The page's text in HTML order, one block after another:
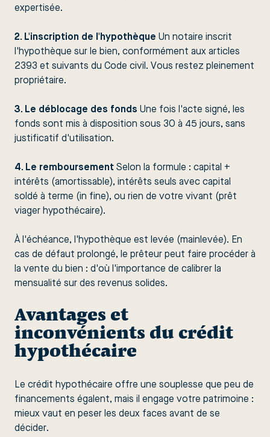
expertisée.
2. L'inscription de l'hypothèque Un notaire inscrit
l'hypothèque sur le bien, conformément aux articles
2393 et suivants du Code civil. Vous restez pleinement
propriétaire.
3. Le déblocage des fonds Une fois l'acte signé, les
fonds sont mis à disposition sous 30 à 45 jours, sans
justificatif d'utilisation.
4. Le remboursement Selon la formule : capital +
intérêts (amortissable), intérêts seuls avec capital
soldé à terme (in fine), ou rien de votre vivant (prêt
viager hypothécaire).
À l'échéance, l'hypothèque est levée (mainlevée). En
cas de défaut prolongé, le prêteur peut faire procéder à
la vente du bien : d'où l'importance de calibrer la
mensualité sur des revenus solides.
Avantages et
inconvénients du crédit
hypothécaire
Le crédit hypothécaire offre une souplesse que peu de
financements égalent, mais il engage votre patrimoine :
mieux vaut en peser les deux faces avant de se
décider.